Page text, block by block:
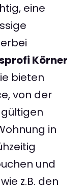
eine
Körner
bieten
von der
in
und
z.B. den